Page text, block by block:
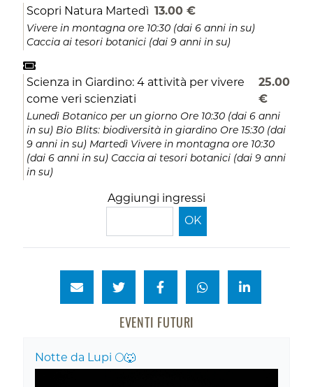
Scopri Natura Martedì 13.00 €
Vivere in montagna ore 10:30 (dai 6 anni in su)
Caccia ai tesori botanici (dai 9 anni in su)
Scienza in Giardino: 4 attività per vivere
come veri scienziati
25.00
€
Lunedì Botanico per un giorno Ore 10:30 (dai 6 anni
in su) Bio Blits: biodiversità in giardino Ore 15:30 (dai
9 anni in su) Martedì Vivere in montagna ore 10:30
(dai 6 anni in su) Caccia ai tesori botanici (dai 9 anni
in su)
Aggiungi ingressi
OK
EVENTI FUTURI
Notte da Lupi 🌕🐺